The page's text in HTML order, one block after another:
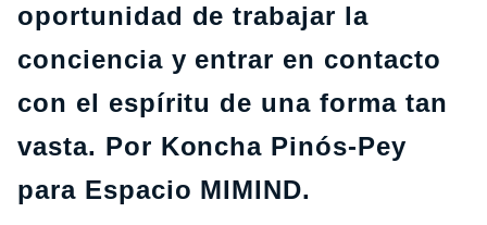
oportunidad de trabajar la
conciencia y entrar en contacto
con el espíritu de una forma tan
vasta. Por Koncha Pinós-Pey
para Espacio MIMIND.